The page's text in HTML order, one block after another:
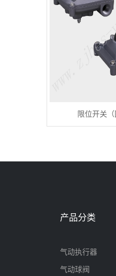
限位开关
产品分类
气动执行器
气动球阀